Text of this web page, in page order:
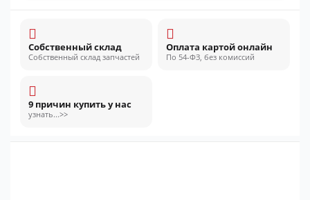
Собственный склад
Собственный склад запчастей
Оплата картой онлайн
По 54-ФЗ, без комиссий
9 причин купить у нас
узнать...>>